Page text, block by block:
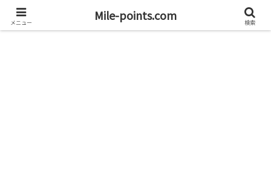
資産1億円を目指すブログと旅
メニュー Mile-points.com 検索